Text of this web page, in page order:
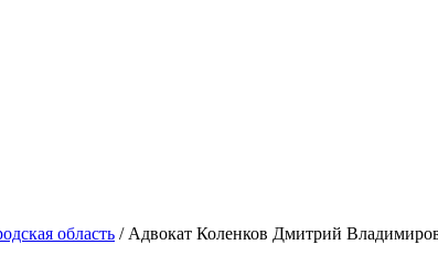
область / Адвокат Коленков Дмитрий